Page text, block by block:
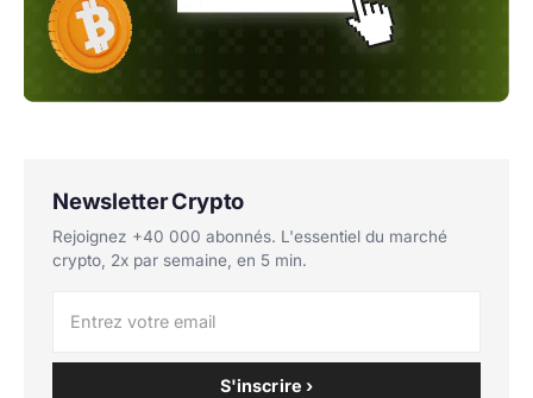
Newsletter Crypto
Rejoignez +40 000 abonnés. L'essentiel du marché
crypto, 2x par semaine, en 5 min.
S'inscrire ›